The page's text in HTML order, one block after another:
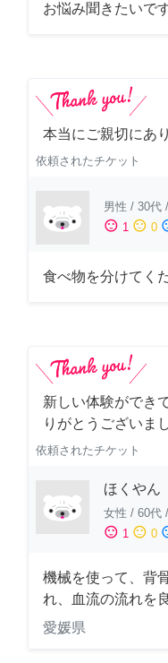
お悩み聞きたいです
本当にご親切にあ
依頼されたチケット
男性 / 30代 /
sentiment_satisfied 1 sentiment_neutral 0
食べ物を分けてく
新しい体験ができ
りがとうございま
依頼されたチケット
ほくやん
女性 / 60代 /
sentiment_satisfied 1 sentiment_neutral 0
機械を使って、背
れ、血流の流れを
愛媛県